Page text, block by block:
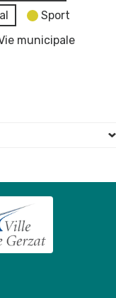
Sport
municipale